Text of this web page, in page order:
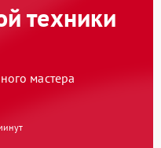
техники
мастера